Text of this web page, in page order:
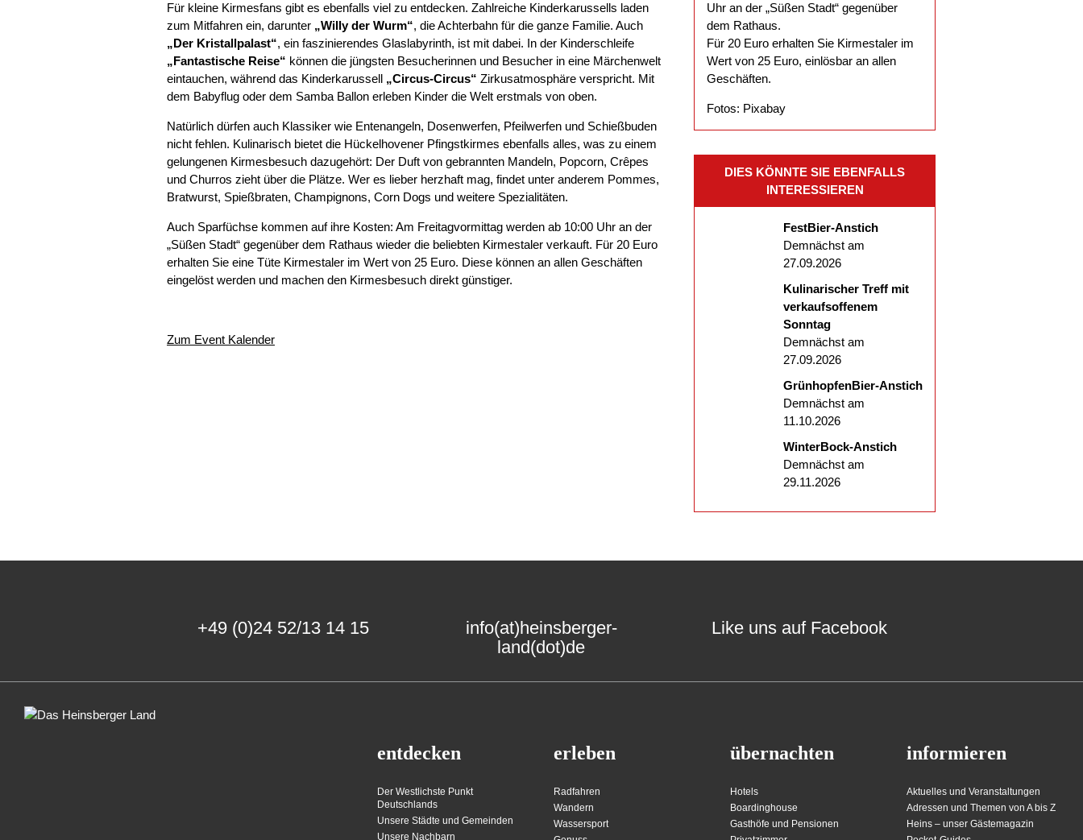
Für kleine Kirmesfans gibt es ebenfalls viel zu entdecken. Zahlreiche Kinderkarussells laden
zum Mitfahren ein, darunter „Willy der Wurm“, die Achterbahn für die ganze Familie. Auch
„Der Kristallpalast“, ein faszinierendes Glaslabyrinth, ist mit dabei. In der Kinderschleife
„Fantastische Reise“ können die jüngsten Besucherinnen und Besucher in eine Märchenwelt
eintauchen, während das Kinderkarussell „Circus-Circus“ Zirkusatmosphäre verspricht. Mit
dem Babyflug oder dem Samba Ballon erleben Kinder die Welt erstmals von oben.
Natürlich dürfen auch Klassiker wie Entenangeln, Dosenwerfen, Pfeilwerfen und Schießbuden
nicht fehlen. Kulinarisch bietet die Hückelhovener Pfingstkirmes ebenfalls alles, was zu einem
gelungenen Kirmesbesuch dazugehört: Der Duft von gebrannten Mandeln, Popcorn, Crêpes
und Churros zieht über die Plätze. Wer es lieber herzhaft mag, findet unter anderem Pommes,
Bratwurst, Spießbraten, Champignons, Corn Dogs und weitere Spezialitäten.
Auch Sparfüchse kommen auf ihre Kosten: Am Freitagvormittag werden ab 10:00 Uhr an der
„Süßen Stadt“ gegenüber dem Rathaus wieder die beliebten Kirmestaler verkauft. Für 20 Euro
erhalten Sie eine Tüte Kirmestaler im Wert von 25 Euro. Diese können an allen Geschäften
eingelöst werden und machen den Kirmesbesuch direkt günstiger.
Zum Event Kalender
Uhr an der „Süßen Stadt“ gegenüber
dem Rathaus.
Für 20 Euro erhalten Sie Kirmestaler im
Wert von 25 Euro, einlösbar an allen
Geschäften.
Fotos: Pixabay
DIES KÖNNTE SIE EBENFALLS
INTERESSIEREN
FestBier-Anstich
Demnächst am
27.09.2026
Kulinarischer Treff mit
verkaufsoffenem
Sonntag
Demnächst am
27.09.2026
GrünhopfenBier-Anstich
Demnächst am
11.10.2026
WinterBock-Anstich
Demnächst am
29.11.2026
+49 (0)24 52/13 14 15
info(at)heinsberger-
land(dot)de
Like uns auf Facebook
entdecken
Der Westlichste Punkt
Deutschlands
Unsere Städte und Gemeinden
Unsere Nachbarn
erleben
Radfahren
Wandern
Wassersport
übernachten
Hotels
Boardinghouse
Gasthöfe und Pensionen
informieren
Aktuelles und Veranstaltungen
Adressen und Themen von A bis Z
Heins – unser Gästemagazin